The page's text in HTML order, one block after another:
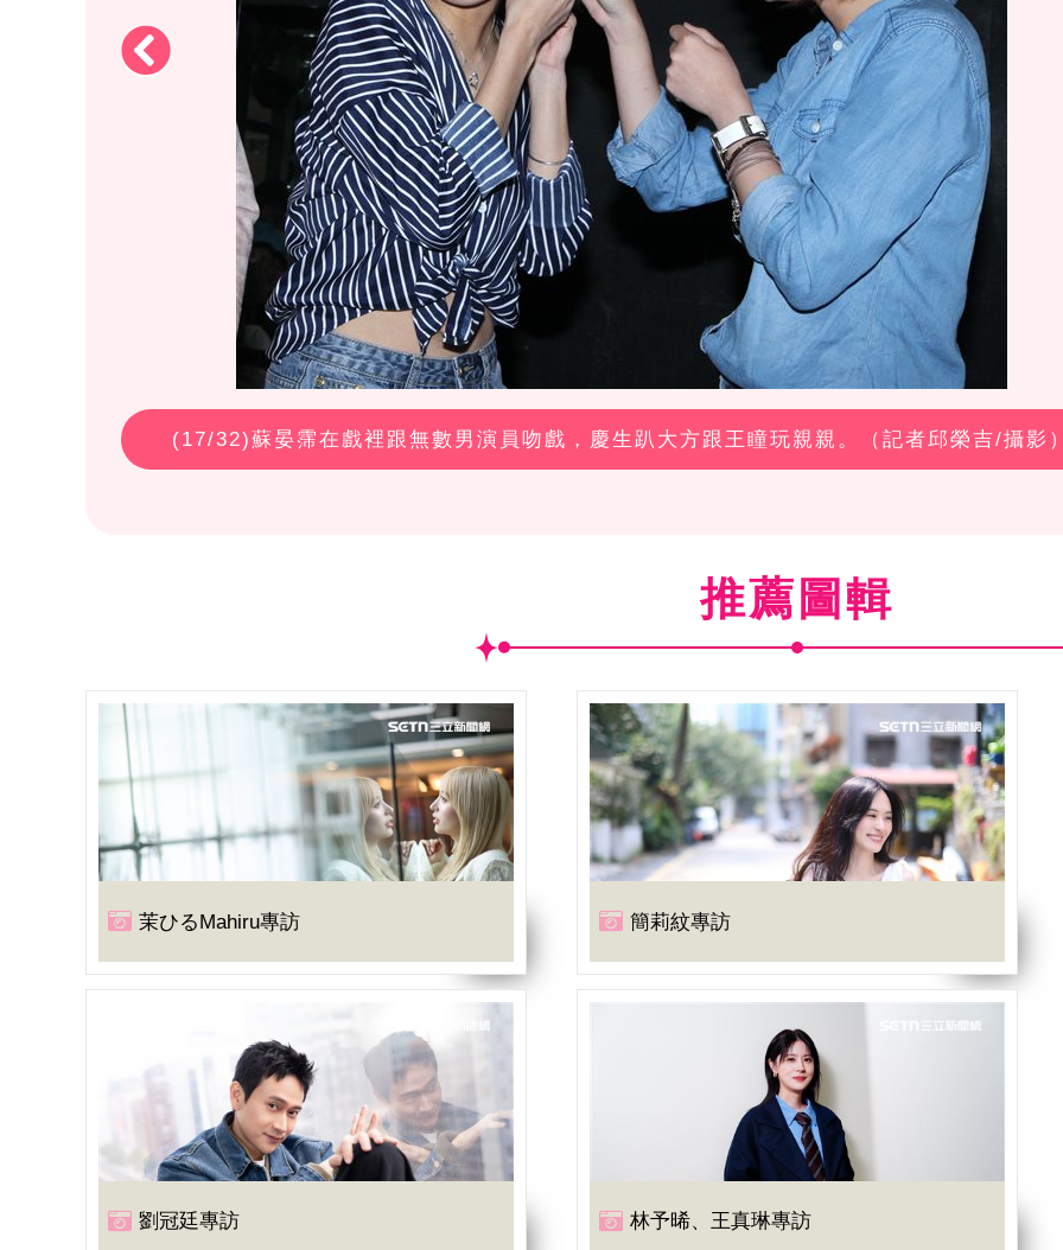
(17/32)蘇晏霈在戲裡跟無數男演員吻戲，慶生趴大方跟王瞳玩親親。（記者邱榮吉/攝影
推薦圖輯
茉ひるMahiru專訪 簡莉紋專訪
劉冠廷專訪 林予晞、王真琳專訪